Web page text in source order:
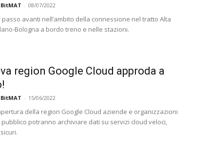
- 08/07/2022
avanti nell’ambito della connessione nel tratto Alta
Bologna a bordo treno e nelle stazioni.
region Google Cloud approda a
- 15/06/2022
della region Google Cloud aziende e organizzazioni
potranno archiviare dati su servizi cloud veloci,